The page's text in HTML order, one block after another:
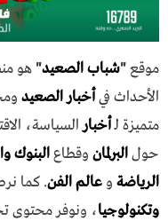
موقع"شباب الصعيد" هو
الأحداث فيأخبار الصعيد
متميزة لـأخبارالسياسة،
حولالبرلمان وقطاعالبنوك
الرياضة و عالم الفن. كما
وتكنولوجيا، ونوفر محتوى